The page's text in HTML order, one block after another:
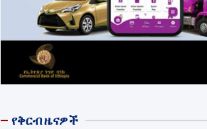
የቅርብ ዜናዎች